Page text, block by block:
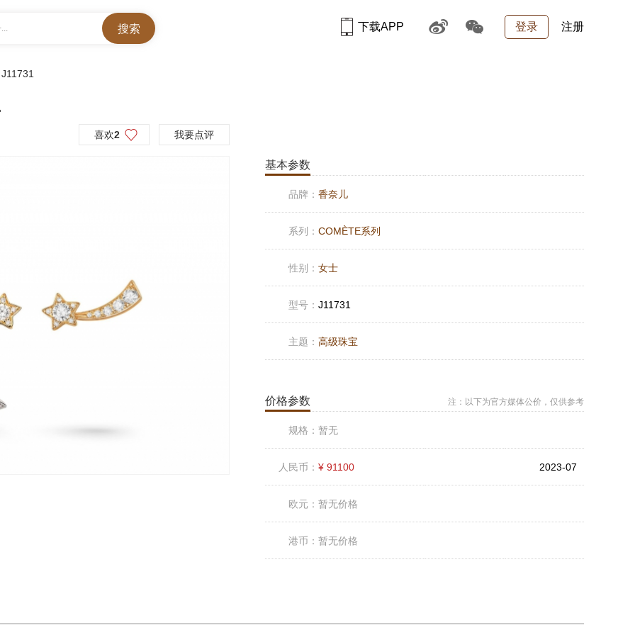
登录 注册
下载APP
J11731
喜欢2 我要点评
基本参数
品牌： 香奈儿
系列： COMÈTE系列
性别： 女士
型号： J11731
主题： 高级珠宝
价格参数 注：以下为官方媒体公价，仅供参考
规格： 暂无
人民币： ¥ 91100 2023-07
欧元： 暂无价格
港币： 暂无价格